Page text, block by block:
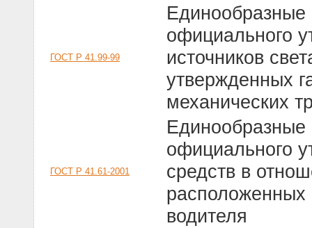
ГОСТ Р 41.99-99
официального
источников
утвержденных
механических
ГОСТ Р 41.61-2001
официального
средств в
водителя